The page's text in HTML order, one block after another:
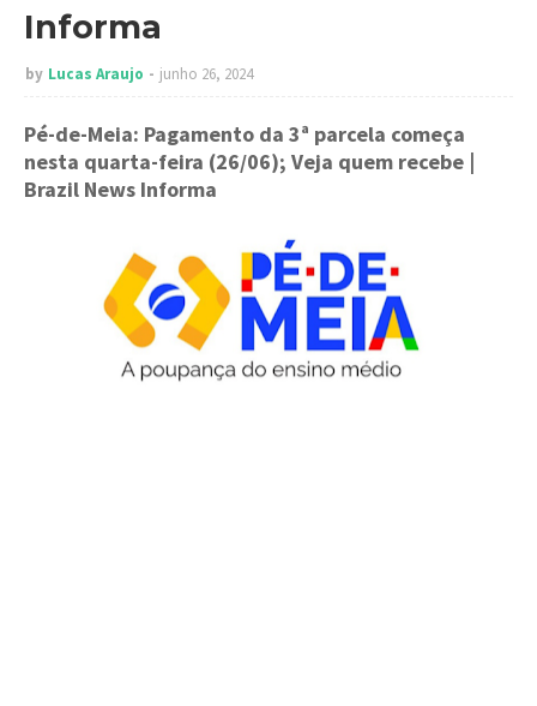
Informa
by Lucas Araujo junho 26, 2024
Pé-de-Meia: Pagamento da 3ª parcela começa
nesta quarta-feira (26/06); Veja quem recebe |
Brazil News Informa